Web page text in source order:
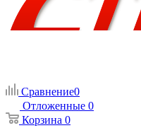
Сравнение0
Отложенные 0
Корзина 0